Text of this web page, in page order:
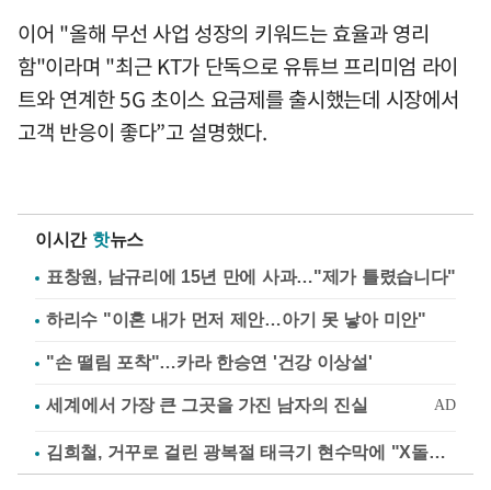
이어 "올해 무선 사업 성장의 키워드는 효율과 영리
함"이라며 "최근 KT가 단독으로 유튜브 프리미엄 라이
트와 연계한 5G 초이스 요금제를 출시했는데 시장에서
고객 반응이 좋다”고 설명했다.
이시간 핫뉴스
표창원, 남규리에 15년 만에 사과…"제가 틀렸습니다"
하리수 "이혼 내가 먼저 제안…아기 못 낳아 미안"
"손 떨림 포착"…카라 한승연 '건강 이상설'
김희철, 거꾸로 걸린 광복절 태극기 현수막에 "X돌았네"